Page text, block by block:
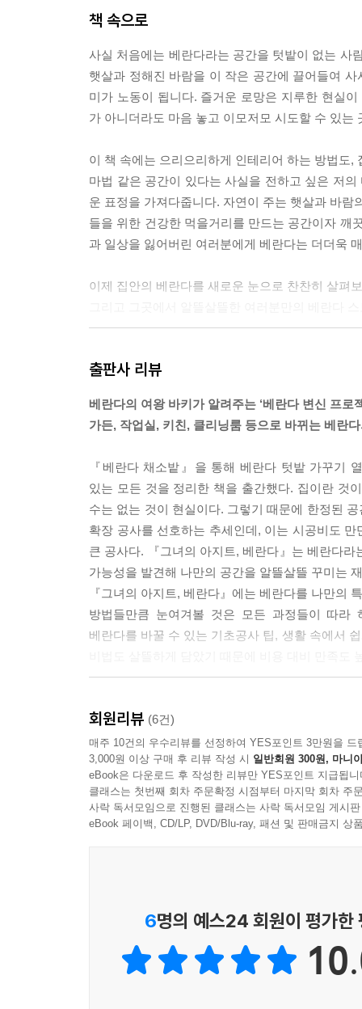
책 속으로
사실 처음에는 베란다라는 공간을 텃밭이 없는 사
햇살과 정해진 바람을 이 작은 공간에 끌어들여
미가 노동이 됩니다. 즐거운 로망은 지루한 현실
가 아니더라도 마음 놓고 이모저모 시도할 수 있
이 책 속에는 으리으리하게 인테리어 하는 방법도
마법 같은 공간이 있다는 사실을 전하고 싶은 저
운 표정을 가져다줍니다. 자연이 주는 햇살과 바
들을 위한 건강한 먹을거리를 만드는 공간이자 깨
과 일상을 잃어버린 여러분에게 베란다는 더더욱
이제 집안의 베란다를 새로운 눈으로 찬찬히 살펴
출판사 리뷰
베란다의 여왕 바키가 알려주는 ‘베란다 변신 프로
가든, 작업실, 키친, 클리닝룸 등으로 바뀌는 베란
『베란다 채소밭』을 통해 베란다 텃밭 가꾸기
있는 모든 것을 정리한 책을 출간했다. 집이란 것
수는 없는 것이 현실이다. 그렇기 때문에 한정된
확장 공사를 선호하는 추세인데, 이는 시공비도
큰 공사다. 『그녀의 아지트, 베란다』는 베란다
가능성을 발견해 나만의 공간을 알뜰살뜰 꾸미는
『그녀의 아지트, 베란다』에는 베란다를 나만의
방법들만큼 눈여겨볼 것은 모든 과정들이 따라
베란다를 바꿀 수 있는 기초공사 팁, 생활 속에서
작은 공간 넓게 쓰고, 숨은 공간 발견하는 생활의
베란다 창문으로 들어오는 따뜻한 햇살과 살랑거
할 수 있는 일이 생각보다 많다는 것을 발견한다.
말리는 곳 정도로만 여겨졌다. 혹은 집안을 좀 더
하지만 거실과 주방, 각 방마다 딸려 있는 부속
그뿐만이 아니다. 베란다는 다양한 핸드메이드
관리하는 클리닝룸으로도 변신이 가능하다. 실내
가질 수 있는 작업실로 꾸미기에도 손색없는 공
회원리뷰 (6건)
매주 10건의 우수리뷰를 선정하여 YES포인트 3만원을 드
3,000원 이상 구매 후 리뷰 작성 시 일반회원 300원, 마니
eBook은 다운로드 후 작성한 리뷰만 YES포인트 지급됩니
클래스는 첫번째 회차 주문확정 시점부터 마지막 회차 주
사락 독서모임으로 진행된 클래스는 사락 독서모임 게시
eBook 페이백, CD/LP, DVD/Blu-ray, 패션 및 판매금지 상
6명의 예스24 회원이 평가한